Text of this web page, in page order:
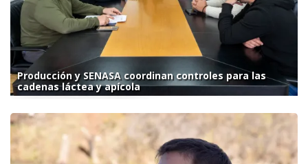
Producción y SENASA coordinan controles para las
cadenas láctea y apícola